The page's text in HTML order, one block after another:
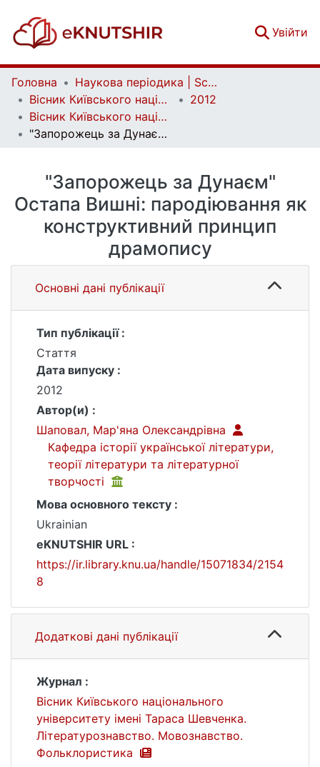
Увійти
Головна
Наукова періодика | Scientific periodicals
Вісник Київського національного університету імені Тараса Шевченка. Літературознавство. Мовознавство. Фольклористика | Bulletin of Taras Shevchenko National University of Kyiv. Literary Studies. Linguistics. Folklore Studies
2012
Вісник Київського національного університету імені Тараса Шевченка. Літературознавство. Мовознавство. Фольклористика. Вип. 23
"Запорожець за Дунаєм" Остапа Вишні: пародіювання як конструктивний принцип драмопису
"Запорожець за Дунаєм"
Остапа Вишні: пародіювання як
конструктивний принцип
драмопису
Основні дані публікації
Тип публікації :
Стаття
Дата випуску :
2012
Автор(и) :
Шаповал, Мар'яна Олександрівна
Кафедра історії української літератури,
теорії літератури та літературної
творчості
Мова основного тексту :
Ukrainian
eKNUTSHIR URL :
https://ir.library.knu.ua/handle/15071834/2154
8
Додаткові дані публікації
Журнал :
Вісник Київського національного
університету імені Тараса Шевченка.
Літературознавство. Мовознавство.
Фольклористика